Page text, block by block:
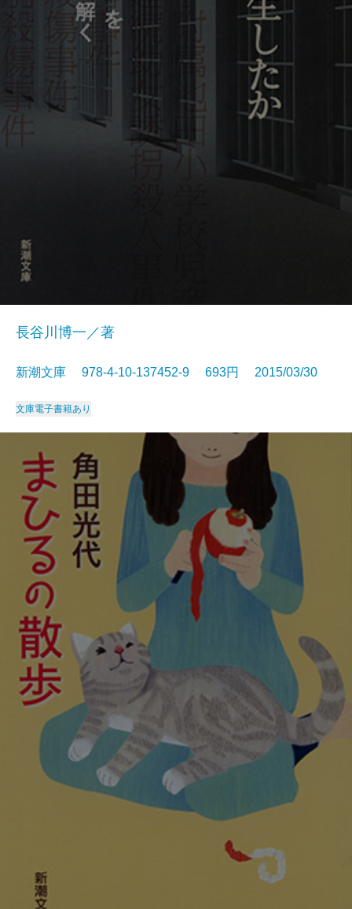
長谷川博一／著
新潮文庫 978-4-10-137452-9 693円 2015/03/30
文庫電子書籍あり